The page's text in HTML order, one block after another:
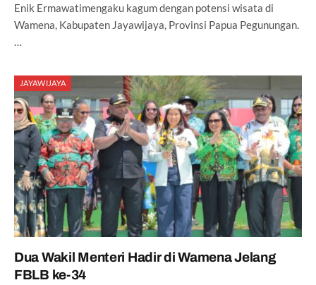
Enik Ermawatimengaku kagum dengan potensi wisata di
Wamena, Kabupaten Jayawijaya, Provinsi Papua Pegunungan.
JAYAWIJAYA
Dua Wakil Menteri Hadir di Wamena Jelang
FBLB ke-34